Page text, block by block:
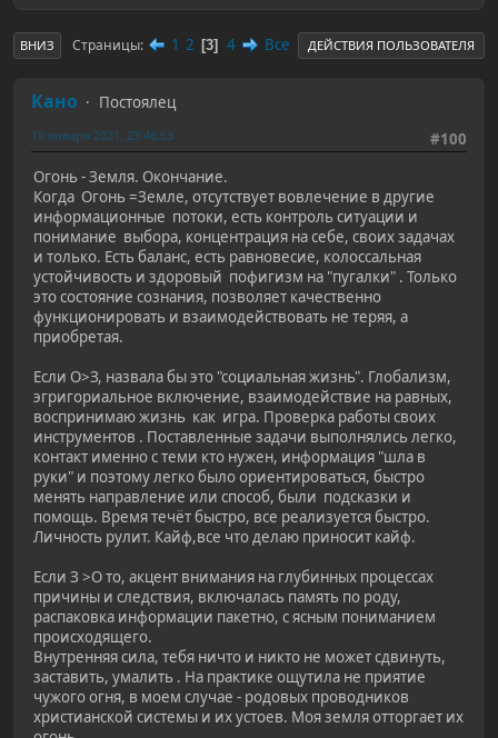
ВНИЗ Страницы 1 2 3 4 Все ДЕЙСТВИЯ ПОЛЬЗОВАТЕЛЯ
Кано
Постоялец
#100
19 января 2021, 23:46:53
Огонь - Земля. Окончание.
Когда Огонь =Земле, отсутствует вовлечение в другие
информационные потоки, есть контроль ситуации и
понимание выбора, концентрация на себе, своих задачах
и только. Есть баланс, есть равновесие, колоссальная
устойчивость и здоровый пофигизм на "пугалки" . Только
это состояние сознания, позволяет качественно
функционировать и взаимодействовать не теряя, а
приобретая.
Если О>З, назвала бы это "социальная жизнь". Глобализм,
эгригориальное включение, взаимодействие на равных,
воспринимаю жизнь как игра. Проверка работы своих
инструментов . Поставленные задачи выполнялись легко,
контакт именно с теми кто нужен, информация "шла в
руки" и поэтому легко было ориентироваться, быстро
менять направление или способ, были подсказки и
помощь. Время течёт быстро, все реализуется быстро.
Личность рулит. Кайф,все что делаю приносит кайф.
Если З >О то, акцент внимания на глубинных процессах
причины и следствия, включалась память по роду,
распаковка информации пакетно, с ясным пониманием
происходящего.
Внутренняя сила, тебя ничто и никто не может сдвинуть,
заставить, умалить . На практике ощутила не приятие
чужого огня, в моем случае - родовых проводников
христианской системы и их устоев. Моя земля отторгает их